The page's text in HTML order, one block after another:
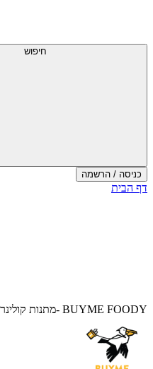
עליון
חיפוש
כניסה / הרשמה
סוף
דף הבית
BUYME FOODY -מתנות קולינריות שוות